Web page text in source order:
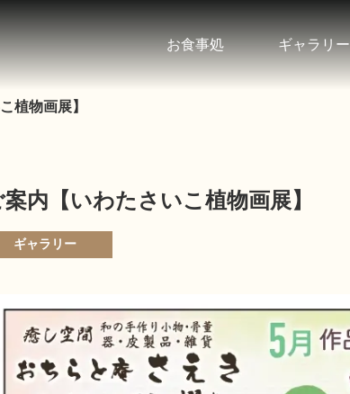
お食事処 ギャラリー
植物画展】
内【いわたさいこ植物画展】
ギャラリー